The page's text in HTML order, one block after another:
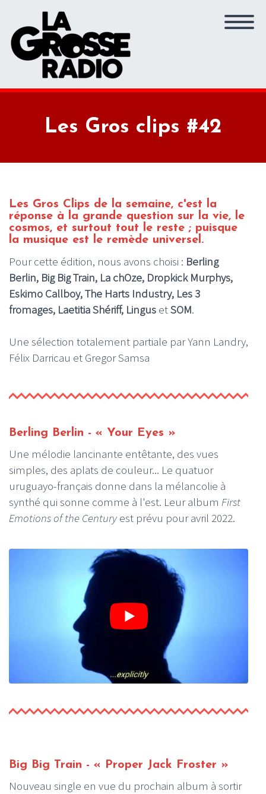
Les Gros clips #42
Les Gros Clips de la semaine, c'est la
réponse à la grande question sur la vie, le
cosmos, et surtout tout le reste ; puisque
la musique est le remède universel.
Pour cette édition, nous avons choisi : Berling
Berlin, Big Big Train, La chOze, Dropkick Murphys,
Eskimo Callboy,The Harts Industry, Les 3
fromages, Laetitia Shériff, Lingus etSOM.
Une sélection totalement partiale par Yann Landry,
Félix Darricau et Gregor Samsa
Berling Berlin - « Your Eyes »
Une mélodie lancinante entêtante, des vues
simples, des aplats de couleur... Le quatuor
uruguayo-français donne dans la mélancolie à
synthé qui sonne comme à l'est. Leur album First
Emotions of the Centuryest prévu pour avril 2022.
Big Big Train - « Proper Jack Froster »
Nouveau single en vue du prochain album à sortir